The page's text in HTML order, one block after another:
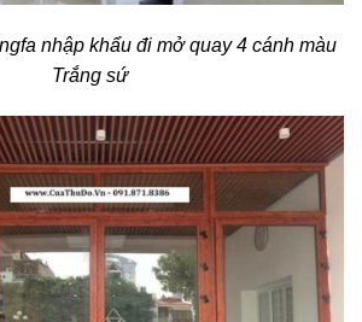
nhập khẩu đi mở quay 4 cánh màu
Trắng sứ